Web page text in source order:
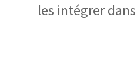
les intégrer